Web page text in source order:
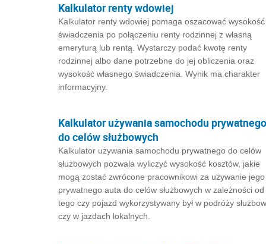
Kalkulator renty wdowiej
Kalkulator renty wdowiej pomaga oszacować wysokość
świadczenia po połączeniu renty rodzinnej z własną
emeryturą lub rentą. Wystarczy podać kwotę renty
rodzinnej albo dane potrzebne do jej obliczenia oraz
wysokość własnego świadczenia. Wynik ma charakter
informacyjny.
Kalkulator używania samochodu prywatnego
do celów służbowych
Kalkulator używania samochodu prywatnego do celów
służbowych pozwala wyliczyć wysokość kosztów, jakie
mogą zostać zwrócone pracownikowi za używanie jego
prywatnego auta do celów służbowych w zależności od
tego czy pojazd wykorzystywany był w podróży
czy w jazdach lokalnych.